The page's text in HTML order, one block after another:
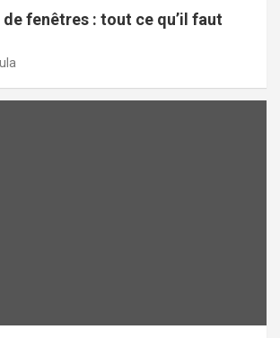
fenêtres : tout ce qu’il faut